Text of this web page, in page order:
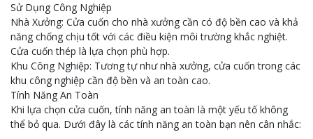
Sử Dụng Công Nghiệp
Nhà Xưởng: Cửa cuốn cho nhà xưởng cần có độ bền cao và khả
năng chống chịu tốt với các điều kiện môi trường khắc nghiệt.
Cửa cuốn thép là lựa chọn phù hợp.
Khu Công Nghiệp: Tương tự như nhà xưởng, cửa cuốn trong các
khu công nghiệp cần độ bền và an toàn cao.
Tính Năng An Toàn
Khi lựa chọn cửa cuốn, tính năng an toàn là một yếu tố không
thể bỏ qua. Dưới đây là các tính năng an toàn bạn nên cân nhắc: